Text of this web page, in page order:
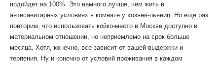
подойдет на 100%. Это намного лучше, чем жить в
антисанитарных условиях в комнате у хозяев-пьяниц. Но еще раз
повторим, что использовать койко-место в Москве доступно в
материальном отношении, но неприемлемо на срок больше
месяца. Хотя, конечно, все зависит от вашей выдержки и
терпения. Ну и конечно от условий проживания в каждом